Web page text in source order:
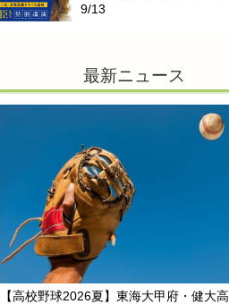
9/13
最新ニュース
【高校野球2026夏】東海大甲府・健大